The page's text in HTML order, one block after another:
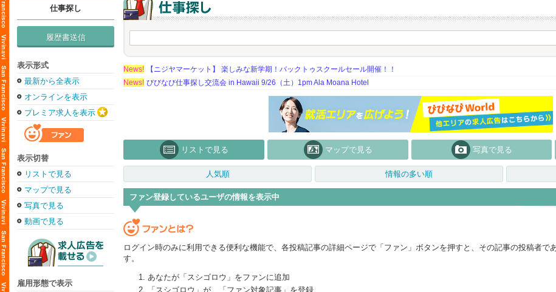
仕事探し
履歴書送信
表示形式
最新から全表示
オンラインを表示
プレミア求人を表示
表示切替
リストで見る
マップで見る
写真で見る
動画で見る
雇用形態で表示
News!
【ニジヤマーケット】 楽しみな新学期！バックトゥスクールセール開催！！
News! びびなび仕事探し交流会 in Hawaii 9/26（土）1pm Ala Moana Hotel
リストで見る マップで見る 写真で見る
人気順 情報の多い順
ファン登録しているユーザの情報を表示中
ログイン時のみに利用できる便利な機能で、各投稿記事の詳細ページで「ファン」ボタンを押すと、その記事の投稿者で
す。
あなたが「スシゴロウ」をファンに追加
「スシゴロウ」が、「ファン対象記事」を登録